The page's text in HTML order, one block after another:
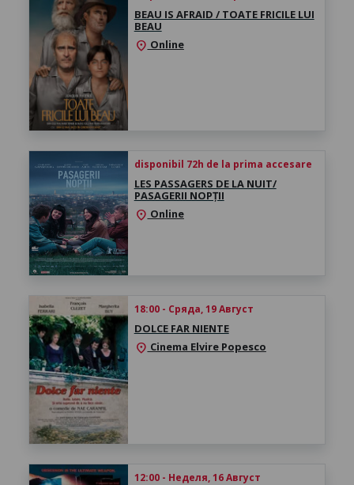
BEAU IS AFRAID / TOATE FRICILE LUI
BEAU
location_on Online
disponibil 72h de la prima accesare
LES PASSAGERS DE LA NUIT/
PASAGERII NOPȚII
location_on Online
18:00 - Сряда, 19 Август
DOLCE FAR NIENTE
location_on Cinema Elvire Popesco
12:00 - Неделя, 16 Август